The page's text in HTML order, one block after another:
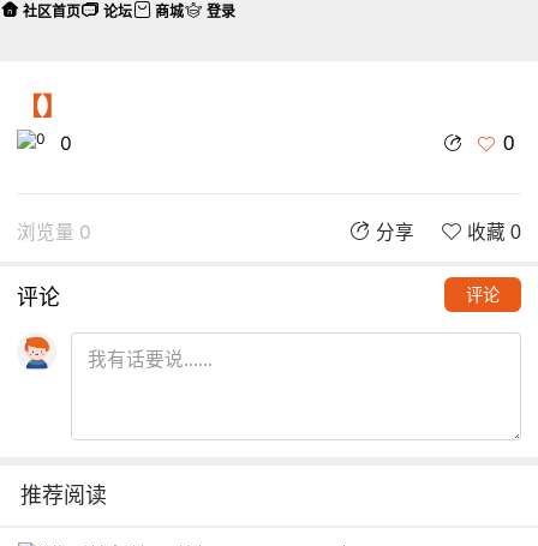
【】
0 0
浏览量 0 分享 收藏 0
评论 评论
推荐阅读
社区首页 论坛 商城 登录